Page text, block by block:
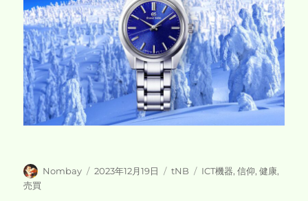
投
Nombay
投
2023年12月19日
カ
tNB
タ
ICT機器,信仰,健康,
売買